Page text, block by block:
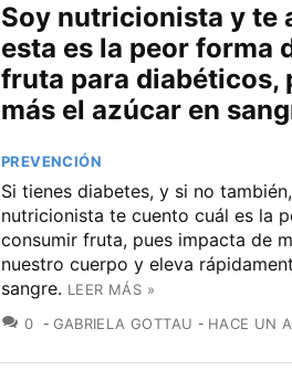
Soy nutricionista y te
esta es la peor forma
fruta para diabéticos,
más el azúcar en
PREVENCIÓN
Si tienes diabetes, y si no
nutricionista te cuento cuál es la
consumir fruta, pues impacta de
nuestro cuerpo y eleva
sangre. LEER MÁS »
0 COMENTARIOS
GABRIELA GOTTAU HACE UN